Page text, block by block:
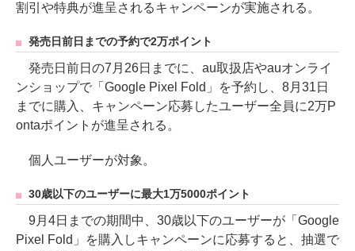
割引や特典が進呈されるキャンペーンが実施される。
発売日前日までの予約で2万ポイント
発売日前日の7月26日までに、au取扱店やauオンライ
ンショップで「Google Pixel Fold」を予約し、8月31日
までに購入、キャンペーン応募したユーザー全員に2万P
ontaポイントが進呈される。
個人ユーザーが対象。
30歳以下のユーザーに最大1万5000ポイント
9月4日までの期間中、30歳以下のユーザーが「Google
Pixel Fold」を購入しキャンペーンに応募すると、抽選で